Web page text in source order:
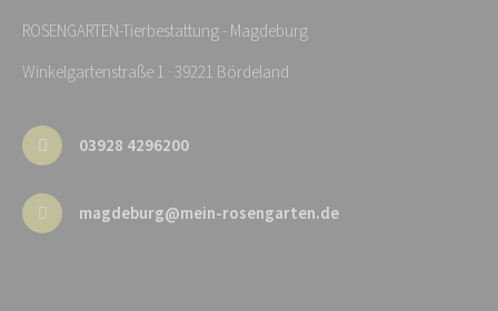
ROSENGARTEN-Tierbestattung - Magdeburg
Winkelgartenstraße 1 · 39221 Bördeland
03928 4296200
magdeburg@mein-rosengarten.de